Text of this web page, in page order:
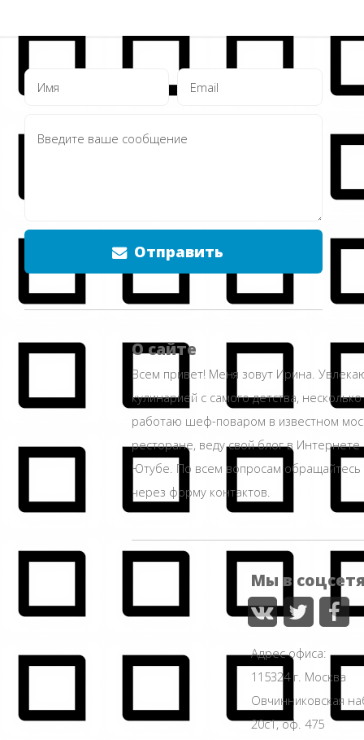
Отправить
О сайте
Всем привет! Меня зовут Ирина.
кулинарией с самого детства,
работаю шеф-поваром в известном
ресторане, веду свой блог в Интернете
Ютубе. По всем вопросам
через форму контактов.
Мы в
Адрес офиса:
115324 г. Москва
Овчинниковская
20с1, оф. 475